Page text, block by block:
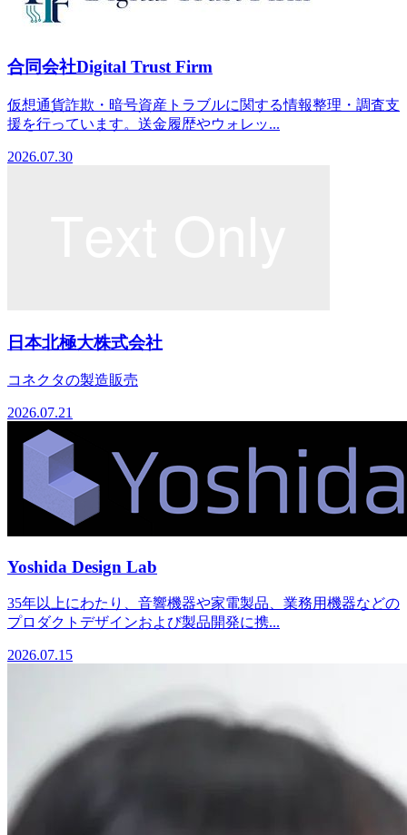
合同会社Digital Trust Firm
仮想通貨詐欺・暗号資産トラブルに関する情報整理・調査支
援を行っています。送金履歴やウォレッ...
2026.07.30
日本北極大株式会社
コネクタの製造販売
2026.07.21
Yoshida Design Lab
35年以上にわたり、音響機器や家電製品、業務用機器などの
プロダクトデザインおよび製品開発に携...
2026.07.15